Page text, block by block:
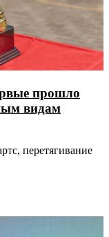
прошло
видам
перетягивание